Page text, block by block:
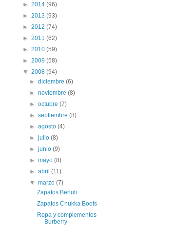
► 2014 (96)
► 2013 (93)
► 2012 (74)
► 2011 (62)
► 2010 (59)
► 2009 (58)
▼ 2008 (94)
►diciembre(6)
►noviembre(8)
►octubre(7)
►septiembre(8)
►agosto(4)
►julio(8)
►junio(9)
►mayo(8)
►abril(11)
▼marzo(7)
Zapatos Berluti
Zapatos Chukka Boots
Ropa y complementos
Burberry